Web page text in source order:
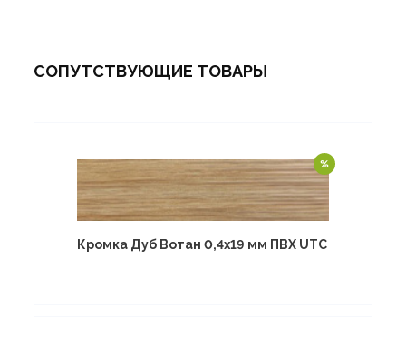
СОПУТСТВУЮЩИЕ ТОВАРЫ
Кромка Дуб Вотан 0,4х19 мм ПВХ UTC